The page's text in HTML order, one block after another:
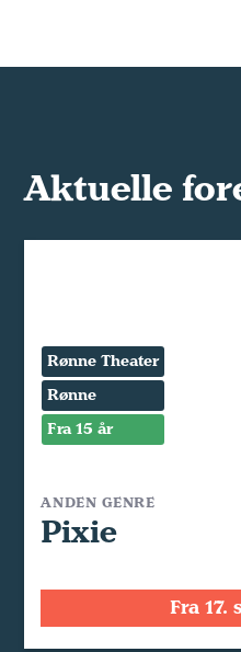
Aktuelle
Rønne Theater
Rønne
Fra 15 år
ANDEN GENRE
Pixie
Fra 17.